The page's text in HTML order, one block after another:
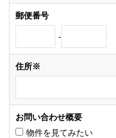
郵便番号
-
住所※
お問い合わせ概要
物件を見てみたい